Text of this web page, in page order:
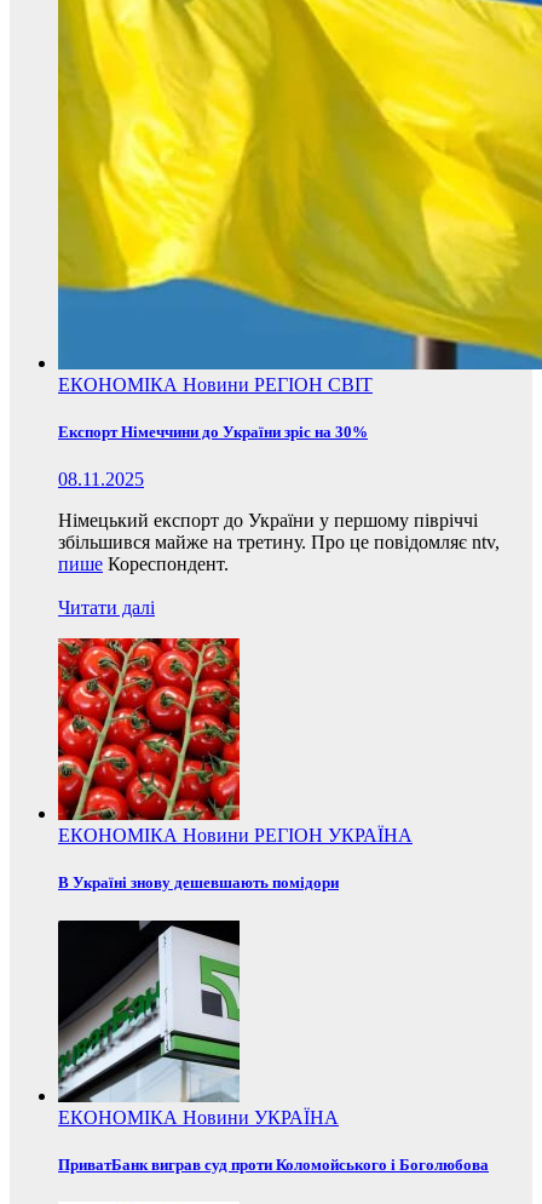
ЕКОНОМІКА Новини РЕГІОН СВІТ
Експорт Німеччини до України зріс на 30%
08.11.2025
Німецький експорт до України у першому півріччі
збільшився майже на третину. Про це повідомляє ntv,
пише Кореспондент.
Читати далі
ЕКОНОМІКА Новини РЕГІОН УКРАЇНА
В Україні знову дешевшають помідори
ЕКОНОМІКА Новини УКРАЇНА
ПриватБанк виграв суд проти Коломойського і Боголюбова